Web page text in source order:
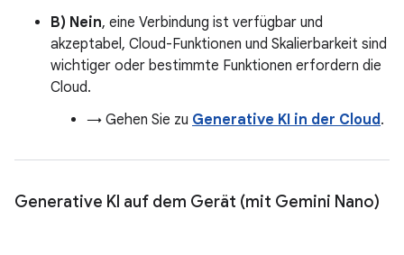
B) Nein, eine Verbindung ist verfügbar und
akzeptabel, Cloud-Funktionen und Skalierbarkeit sind
wichtiger oder bestimmte Funktionen erfordern die
Cloud.
→ Gehen Sie zu Generative KI in der Cloud.
Generative KI auf dem Gerät (mit Gemini Nano)